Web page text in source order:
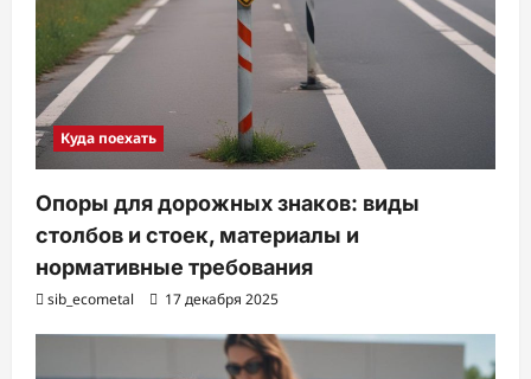
Куда поехать
Опоры для дорожных знаков: виды
столбов и стоек, материалы и
нормативные требования
sib_ecometal 17 декабря 2025